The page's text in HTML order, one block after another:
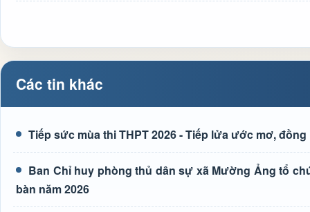
Các tin khác
Tiếp sức mùa thi THPT 2026 - Tiếp lửa ước mơ,
Ban Chỉ huy phòng thủ dân sự xã Mường Ảng tổ
bàn năm 2026